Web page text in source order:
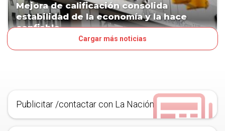
Mejora de calificación consolida
estabilidad de la economía y la hace
confiable
Cargar más noticias
Publicitar /contactar con La Nación